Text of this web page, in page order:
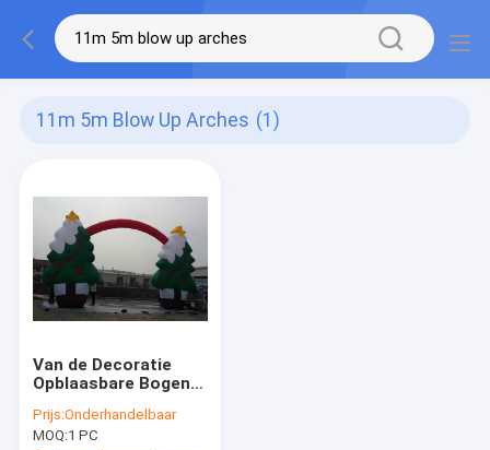
11m 5m Blow Up Arches (1)
Van de Decoratie
Opblaasbare Bogen
partijkerstboom de
Gebeurtenissneeuwvlok
Prijs:Onderhandelbaar
MOQ:1 PC